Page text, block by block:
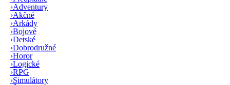
›Adventury
›Akčné
›Arkády
›Bojové
›Detské
›Dobrodružné
›Horor
›Logické
›RPG
›Simulátory